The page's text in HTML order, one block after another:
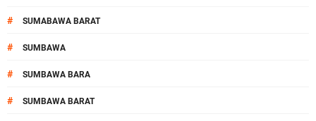
# SUMABAWA BARAT
# SUMBAWA
# SUMBAWA BARA
# SUMBAWA BARAT